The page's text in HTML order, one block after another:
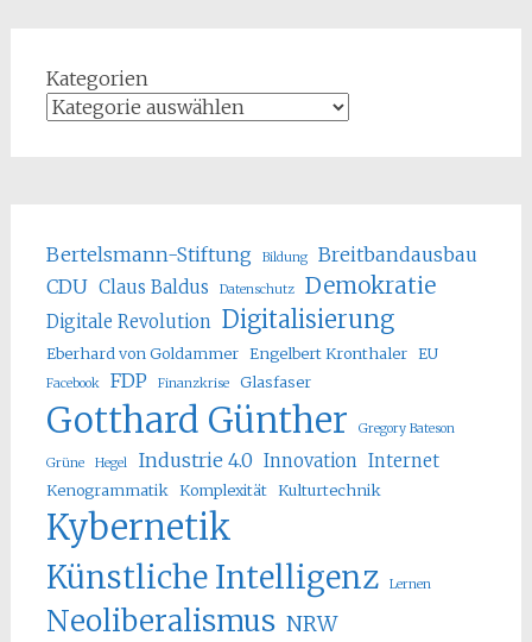
Kategorien
Bertelsmann-Stiftung Bildung
Breitbandausbau
CDU Claus Baldus Datenschutz Demokratie
Digitale Revolution Digitalisierung
Eberhard von Goldammer Engelbert Kronthaler EU
Facebook FDP Finanzkrise Glasfaser
Gotthard Günther Gregory Bateson
Grüne Hegel Industrie 4.0 Innovation Internet
Kenogrammatik Komplexität Kulturtechnik
Kybernetik
Künstliche Intelligenz Lernen
Neoliberalismus NRW